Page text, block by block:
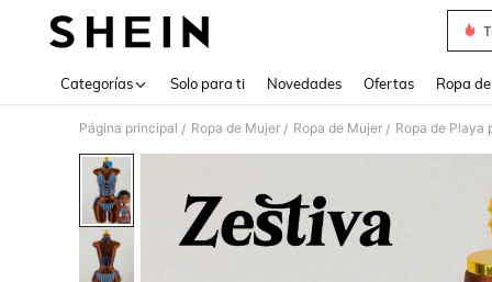
Categorías Solo para ti Novedades Ofertas Ropa
Página principal / Ropa de Mujer / Ropa de Mujer / Ropa de Playa